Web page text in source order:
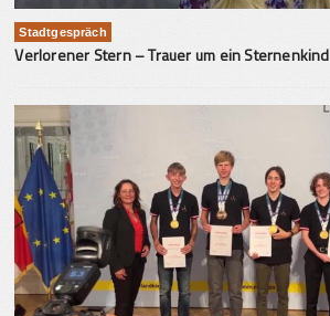
Stadtgespräch
Verlorener Stern – Trauer um ein Sternenkind